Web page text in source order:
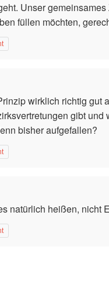
Unser
füllen möchten,
wirklich richtig gut
gibt
bisher aufgefallen?
natürlich heißen, nicht